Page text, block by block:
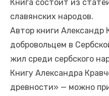
Книга состоит из
славянских народов.
Автор книги Александр
добровольцем в
жил среди сербского
Книгу Александра
древности» — можно